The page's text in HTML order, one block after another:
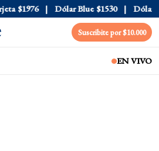
$1976 Dólar Blue $1530 Dólar CCL
Suscribite por $10.000
EN VIVO